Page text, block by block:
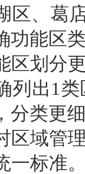
区、葛
功能区
区划分
列出1
分类更
区域管
一标准